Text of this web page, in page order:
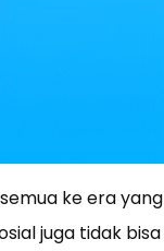
ke era yang
juga tidak bisa